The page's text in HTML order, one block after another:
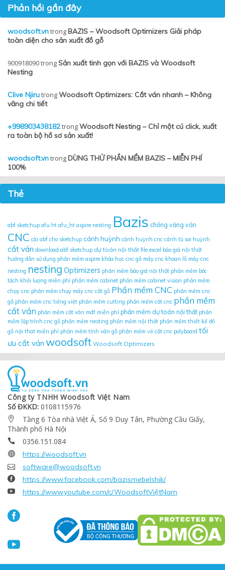
Phản hồi gần đây
woodsoft.vntrongBAZIS – Woodsoft Optimizers Giải pháp
toàn diện cho sản xuất đồ gỗ
900918090trongSản xuất tinh gọn với BAZIS và Woodsoft
Nesting
Clive NjirutrongWoodsoft Optimizers: Cắt ván nhanh – Không
văng chi tiết
+998903438182trongWoodsoft Nesting – Chỉ một cú click, xuất
ra toàn bộ hồ sơ sản xuất!
woodsoft.vntrongDÙNG THỬ PHẦN MỀM BAZIS – MIỄN PHÍ
100%
Thẻ
abf sketchup afu ht afu_ht aspire nesting Bazis chống văng ván
CNC cài abf cho sketchup cánh huỳnh cánh huỳnh cnc cánh tủ soi huỳnh
cắt ván download abf sketchup dự toán nội thất file excel báo giá nội thất
hướng dẫn sử dụng phần mềm aspire khóa học cnc gỗ máy cnc khoan lỗ máy cnc
nesting nesting Optimizers phần mềm báo giá nội thất phần mềm bóc
tách khối lượng miễn phí phần mềm cabinet phần mềm cabinet vision phần mềm
chạy cnc phần mềm chạy máy cnc cắt gỗ Phần mềm CNC phần mềm cnc
gỗ phần mềm cnc tiếng việt phần mềm cutting phần mềm cắt cnc phần mềm
cắt ván phần mềm cắt ván mdf miễn phí phần mềm dự toán nội thất phần
mềm lập trình cnc gỗ phần mềm nesting phần mềm nội thất phần mềm thiết kế đồ
gỗ nội that miễn phí phần mềm tính ván gỗ phần mềm vẽ cắt cnc polyboard tối
ưu cắt ván woodsoft Woodsoft Optimizers
Công ty TNHH Woodsoft Việt Nam
Số ĐKKD: 0108115976

Tầng 6 Tòa nhà Việt Á, Số 9 Duy Tân, Phường Cầu Giấy,
Thành phố Hà Nội
 0356.151.084
 https://woodsoft.vn
 software@woodsoft.vn
 https://www.facebook.com/bazismebelshik/
 https://www.youtube.com/c/WoodsoftViệtNam

